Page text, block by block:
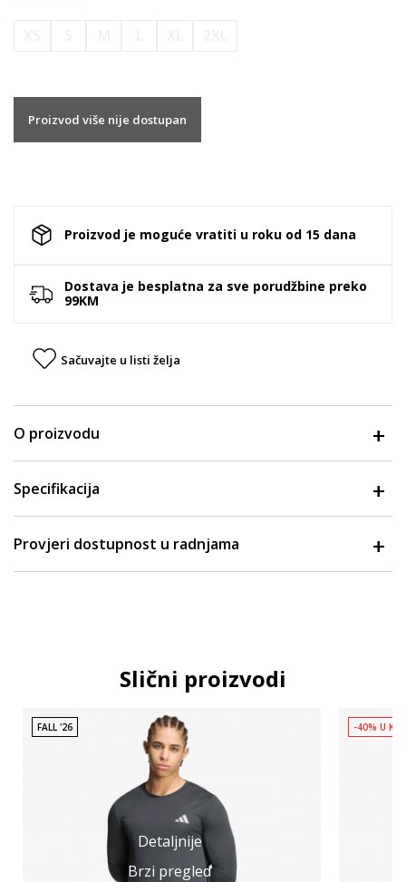
Proizvod više nije dostupan
Proizvod je moguće vratiti u roku od 15 dana
Dostava je besplatna za sve porudžbine preko
99KM
Sačuvajte u listi želja
O proizvodu
Specifikacija
Provjeri dostupnost u radnjama
Slični proizvodi
Detaljnije
Brzi pregled
FALL '26 -40% U